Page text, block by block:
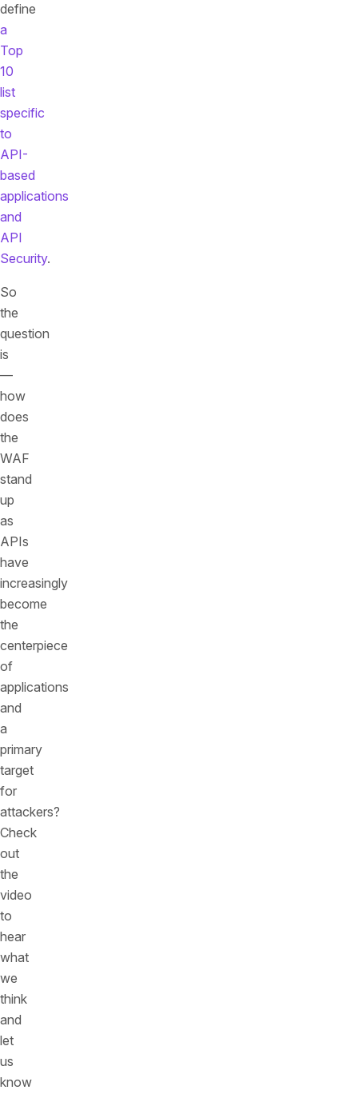
define
a
Top
10
list
specific
to
API-
based
applications
and
API
Security.
So
the
question
is
—
how
does
the
WAF
stand
up
as
APIs
have
increasingly
become
the
centerpiece
of
applications
and
a
primary
target
for
attackers?
Check
out
the
video
to
hear
what
we
think
and
let
us
know